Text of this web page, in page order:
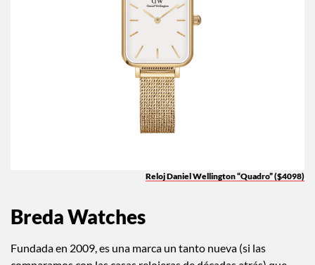
Reloj Daniel Wellington “Quadro” ($4098)
Breda Watches
Fundada en 2009, es una marca un tanto nueva (si las